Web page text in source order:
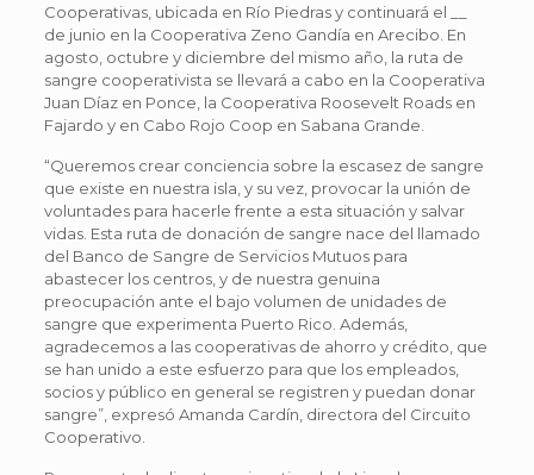
Cooperativas, ubicada en Río Piedras y continuará el __
de junio en la Cooperativa Zeno Gandía en Arecibo. En
agosto, octubre y diciembre del mismo año, la ruta de
sangre cooperativista se llevará a cabo en la Cooperativa
Juan Díaz en Ponce, la Cooperativa Roosevelt Roads en
Fajardo y en Cabo Rojo Coop en Sabana Grande.
“Queremos crear conciencia sobre la escasez de sangre
que existe en nuestra isla, y su vez, provocar la unión de
voluntades para hacerle frente a esta situación y salvar
vidas. Esta ruta de donación de sangre nace del llamado
del Banco de Sangre de Servicios Mutuos para
abastecer los centros, y de nuestra genuina
preocupación ante el bajo volumen de unidades de
sangre que experimenta Puerto Rico. Además,
agradecemos a las cooperativas de ahorro y crédito, que
se han unido a este esfuerzo para que los empleados,
socios y público en general se registren y puedan donar
sangre”, expresó Amanda Cardín, directora del Circuito
Cooperativo.